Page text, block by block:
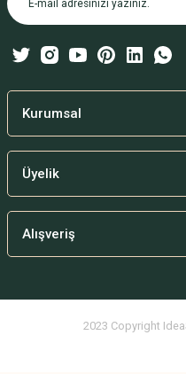
Ürün bilgilerinde hatalar
Bu ürüne benzer farklı
Kurumsal
Üyelik
Alışveriş
2023 Copyright